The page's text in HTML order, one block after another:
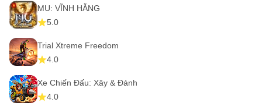
MU: VĨNH HẰNG
5.0
Trial Xtreme Freedom
4.0
Xe Chiến Đấu: Xây & Đánh
4.0